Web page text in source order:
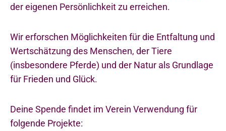
der eigenen Persönlichkeit zu erreichen.
Wir erforschen Möglichkeiten für die Entfaltung und
Wertschätzung des Menschen, der Tiere
(insbesondere Pferde) und der Natur als Grundlage
für Frieden und Glück.
Deine Spende findet im Verein Verwendung für
folgende Projekte: